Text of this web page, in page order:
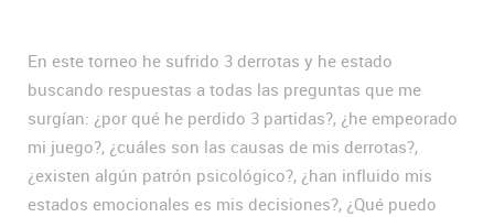
En este torneo he sufrido 3 derrotas y he estado
buscando respuestas a todas las preguntas que me
surgían: ¿por qué he perdido 3 partidas?, ¿he empeorado
mi juego?, ¿cuáles son las causas de mis derrotas?,
¿existen algún patrón psicológico?, ¿han influido mis
estados emocionales es mis decisiones?, ¿Qué puedo